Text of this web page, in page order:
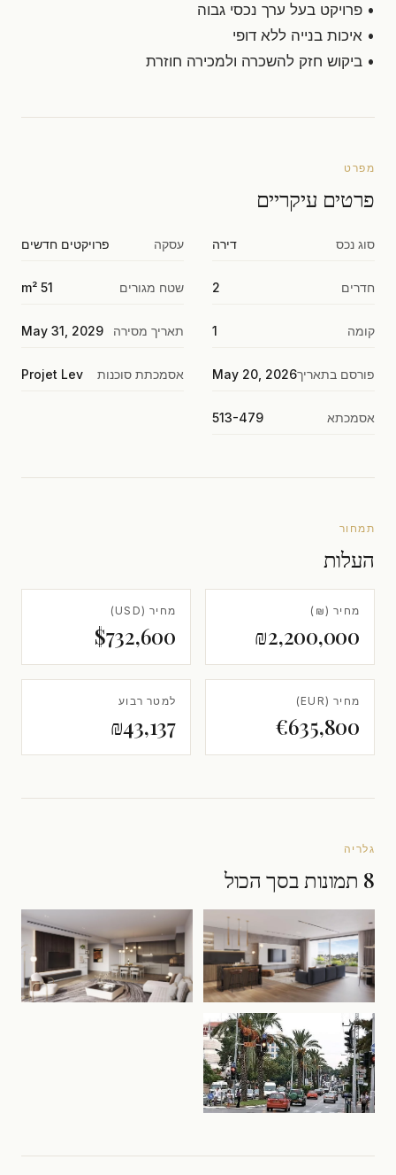
• פרויקט בעל ערך נכסי גבוה
• איכות בנייה ללא דופי
• ביקוש חזק להשכרה ולמכירה חוזרת
מפרט
פרטים עיקריים
סוג נכס דירה עסקה פרויקטים חדשים
חדרים 2 שטח מגורים 51 m²
קומה 1 תאריך מסירה May 31, 2029
פורסם בתאריךMay 20, 2026 אסמכתת סוכנות Projet Lev
אסמכתא 513-479
תמחור
העלות
מחיר (₪)
₪2,200,000
מחיר (USD)
$732,600
מחיר (EUR)
€635,800
למטר רבוע
₪43,137
גלריה
8 תמונות בסך הכול